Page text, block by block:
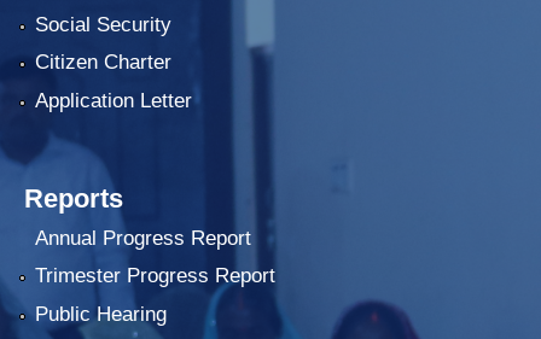
Social Security
Citizen Charter
Application Letter
Reports
Annual Progress Report
Trimester Progress Report
Public Hearing